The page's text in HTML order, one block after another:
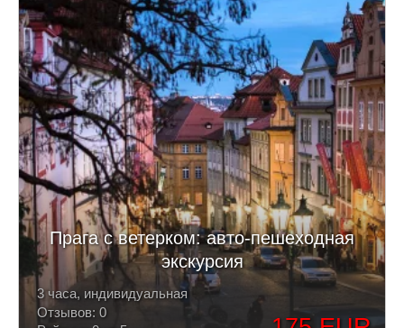
Прага с ветерком: авто-пешеходная
экскурсия
3 часа, индивидуальная
Отзывов: 0